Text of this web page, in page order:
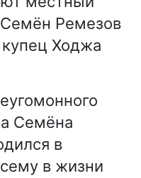
Ремезов
Ходжа
Семёна
в
в жизни